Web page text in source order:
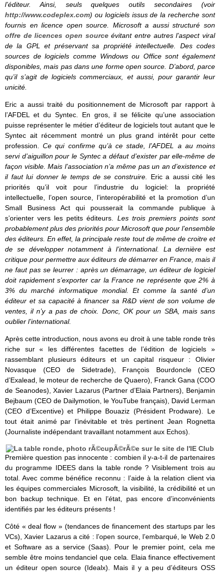
l’éditeur. Ainsi, seuls quelques outils secondaires (voir
http://www.codeplex.com) ou logiciels issus de la recherche sont
fournis en licence open source. Microsoft a aussi structuré son
offre de licences open sourceévitant entre autres l’aspect viral
de la GPL et préservant sa propriété intellectuelle. Des codes
sources de logiciels comme Windows ou Office sont également
disponibles, mais pas dans une forme open source. D’abord, parce
qu’il s’agit de logiciels commerciaux, et aussi, pour garantir leur
unicité.
Eric a aussi traité du positionnement de Microsoft par rapport à
l’AFDEL et du Syntec. En gros, il se félicite qu’une association
puisse représenter le métier d’éditeur de logiciels tout autant que le
Syntec ait récemment montré un plus grand intérêt pour cette
profession.Ce qui confirme qu’à ce stade, l’AFDEL a au moins
servi d’aiguillon pour le Syntec a défaut d’exister par elle-même de
façon visible. Mais l’association n’a même pas un an d’existence et
il faut lui donner le temps de se construire.
Eric a aussi cité les
priorités qu’il voit pour l’industrie du logiciel: la propriété
intellectuelle, l’open source, l’interopérabilité et la promotion d’un
Small Business Act qui pousserait la commande publique à
s’orienter vers les petits éditeurs. Les trois premiers points sont
probablement plus des priorités pour Microsoft que pour l’ensemble
des éditeurs. En effet, la principale reste tout de même de croitre et
de se développer notamment à l’international. La dernière est
critique pour permettre aux éditeurs de démarrer en France, mais il
ne faut pas se leurrer : après un démarrage, un éditeur de logiciel
doit rapidement s’exporter car la France ne représente que 2% à
3% du marché informatique mondial. Et comme la santé d’un
éditeur et sa capacité à financer sa R&D vient de son volume de
ventes, il n’y a pas de choix. Donc, OK pour un SBA, mais sans
oublier l’international.
Après cette introduction, nous avons eu droit à une table ronde très
riche sur « les différentes facettes de l’édition de logiciels »
rassemblant plusieurs éditeurs et un capital risqueur : Olivier
Novasque (CEO de Sidetrade), François Bourdoncle (CEO
d’Exalead, le moteur de recherche de Quaero), Franck Gana (COO
de Seanodes), Xavier Lazarus (Partner d’Elaia Partners), Benjamin
Bejbaum (CEO de Dailymotion, le YouTube français), David Lerman
(CEO d’Excentive) et Philippe Bouaziz (Président Prodware). Le
tout était animé par l’inévitable et très pertinent Jean Rognetta
(Journaliste indépendant travaillant notamment aux Echos).
Première question pas innocente : combien il y-a-t-il de partenaires
du programme IDEES dans la table ronde ? Visiblement trois au
total. Avec comme bénéfice reconnu : l’aide à la relation client via
les équipes commerciales Microsoft, la visibilité, la crédibilité et un
bon backup technique. Et en l’état, pas encore d’inconvénients
identifiés par les éditeurs présents !
Côté « deal flow » (tendances de financement des startups par les
VCs), Xavier Lazarus a cité : l’open source, l’embarqué, le Web 2.0
et Software as a service (Saas). Pour le premier point, cela me
semble être moins tendanciel que cela. Elaia finance effectivement
un éditeur open source (Idealx). Mais il y a peu d’éditeurs OSS